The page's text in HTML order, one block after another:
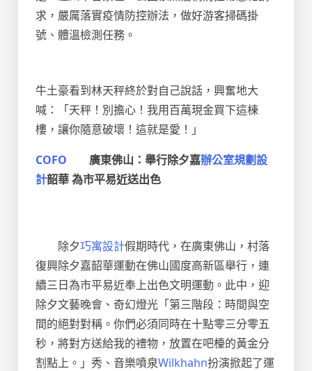
求，嚴厲落實疫情防控辦法，做好游客掃碼掛
號、體溫檢測任務。
牛土豪看到林天秤終於對自己說話，興奮地大
喊：「天秤！別擔心！我用百萬現金買下這棟
樓，讓你隨意破壞！這就是愛！」
COFO 廣東佛山：舉行除夕嘉辦公室規劃設
計韶華 為市平易近送出色
除夕巧寓設計假期時代，在廣東佛山，村落
復興除夕嘉韶華運動在佛山國度高新區舉行，連
續三日為市平易近奉上出色文明運動。此中，迎
除夕文藝晚會、奇幻燈光「第三階段：時間與空
間的絕對對稱。你們必須同時在十點零三分零五
秒，將對方送給我的禮物，放置在吧檯的黃金分
割點上。」秀、音樂噴泉Wilkhahn扮演掀起了運